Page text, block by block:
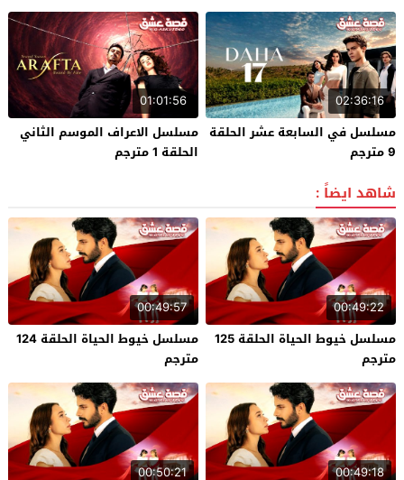
02:36:16
مسلسل في السابعة عشر الحلقة
9 مترجم
01:01:56
مسلسل الاعراف الموسم الثاني
الحلقة 1 مترجم
شاهد ايضاً :
00:49:22
مسلسل خيوط الحياة الحلقة 125
مترجم
00:49:57
مسلسل خيوط الحياة الحلقة 124
مترجم
00:49:18
00:50:21